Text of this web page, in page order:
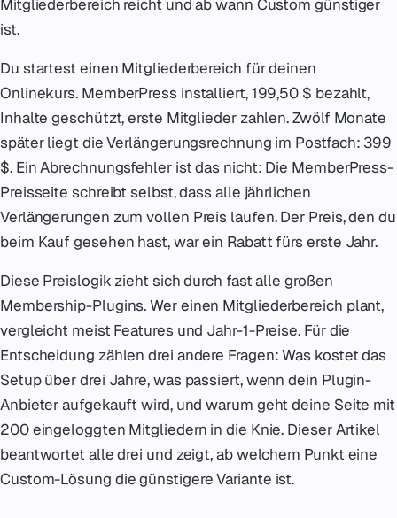
Mitgliederbereich reicht und ab wann Custom günstiger
ist.
Du startest einen Mitgliederbereich für deinen
Onlinekurs. MemberPress installiert, 199,50 $ bezahlt,
Inhalte geschützt, erste Mitglieder zahlen. Zwölf Monate
später liegt die Verlängerungsrechnung im Postfach: 399
$. Ein Abrechnungsfehler ist das nicht: Die MemberPress-
Preisseite schreibt selbst, dass alle jährlichen
Verlängerungen zum vollen Preis laufen. Der Preis, den du
beim Kauf gesehen hast, war ein Rabatt fürs erste Jahr.
Diese Preislogik zieht sich durch fast alle großen
Membership-Plugins. Wer einen Mitgliederbereich plant,
vergleicht meist Features und Jahr-1-Preise. Für die
Entscheidung zählen drei andere Fragen: Was kostet das
Setup über drei Jahre, was passiert, wenn dein Plugin-
Anbieter aufgekauft wird, und warum geht deine Seite mit
200 eingeloggten Mitgliedern in die Knie. Dieser Artikel
beantwortet alle drei und zeigt, ab welchem Punkt eine
Custom-Lösung die günstigere Variante ist.